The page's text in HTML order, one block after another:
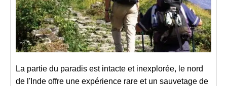
La partie du paradis est intacte et inexplorée, le nord
de l'Inde offre une expérience rare et un sauvetage de